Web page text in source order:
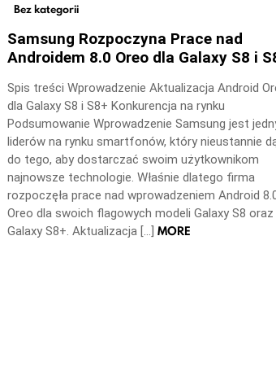
Bez kategorii
Samsung Rozpoczyna Prace nad
Androidem 8.0 Oreo dla Galaxy S8 i
Spis treści Wprowadzenie Aktualizacja Android
dla Galaxy S8 i S8+ Konkurencja na rynku
Podsumowanie Wprowadzenie Samsung jest
liderów na rynku smartfonów, który nieustannie
do tego, aby dostarczać swoim użytkownikom
najnowsze technologie. Właśnie dlatego firma
rozpoczęła prace nad wprowadzeniem Android
Oreo dla swoich flagowych modeli Galaxy S8 oraz
Galaxy S8+. Aktualizacja […] MORE